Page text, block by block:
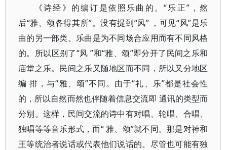
《诗经》的编订是依照乐曲的。“乐正”，然
后“雅、颂各得其所”。没有提到“风” ，可见“风”是乐
曲的另一部类。乐曲是为不同场合应用而有不同风格
的。所以区别了“风 ”和“雅、颂”即分开了民间之乐和
庙堂之乐。民间之乐又随地区而不同，所以又分地区
编 排，与“雅、颂”不同。由于“礼、乐”都是社会性
的，所以自然而然也伴随着信息交流即 通讯的类型而
分别。这样，民间交流的诗中有对唱、轮唱、合唱、
独唱等等音乐形式，而“ 雅、颂”就不同。那是对神和
王等统治者说话或代表他们说话的。尽管也可能有独